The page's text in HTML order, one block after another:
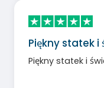
Piękny statek i
Piękny statek i